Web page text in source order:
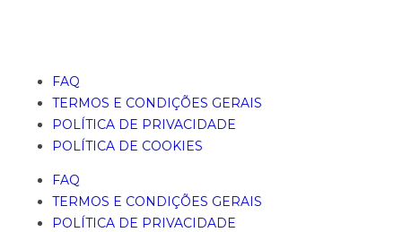
FAQ
TERMOS E CONDIÇÕES GERAIS
POLÍTICA DE PRIVACIDADE
POLÍTICA DE COOKIES
FAQ
TERMOS E CONDIÇÕES GERAIS
POLÍTICA DE PRIVACIDADE